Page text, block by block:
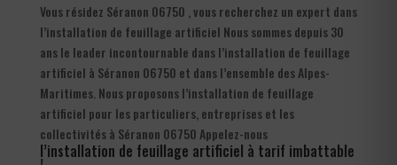
Vous résidez Séranon 06750 , vous recherchez un expert dans
l’installation de feuillage artificiel Nous sommes depuis 30
ans le leader incontournable dans l’installation de feuillage
artificiel à Séranon 06750 et dans l’ensemble des Alpes-
Maritimes. Nous proposons l’installation de feuillage
artificiel pour les particuliers, entreprises et les
collectivités à Séranon 06750 Appelez-nous
l’installation de feuillage artificiel à tarif imbattable